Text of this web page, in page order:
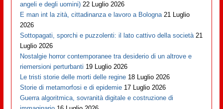
angeli e degli uomini) 22 Luglio 2026
E man int la zità, cittadinanza e lavoro a Bologna 21 Luglio
2026
Sottopagati, sporchi e puzzolenti: il lato cattivo della società 21
Luglio 2026
Nostalgie horror contemporanee tra desiderio di un altrove e
riemersioni perturbanti 19 Luglio 2026
Le tristi storie delle morti delle regine 18 Luglio 2026
Storie di metamorfosi e di epidemie 17 Luglio 2026
Guerra algoritmica, sovranità digitale e costruzione di